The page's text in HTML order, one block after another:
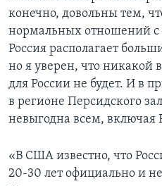
конечно, довольны тем,
нормальных отношений
Россия располагает
но я уверен, что никакой
для России не будет. И в
в регионе Персидского
невыгодна всем, включая
«В США известно, что
20-30 лет официально и